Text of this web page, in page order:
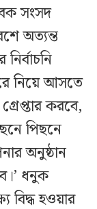
সংসদ
অত্যন্ত
নিয়ে আসতে
করবে,
পিছনে
অনুষ্ঠান
ধনুক
বিদ্ধ হওয়ার